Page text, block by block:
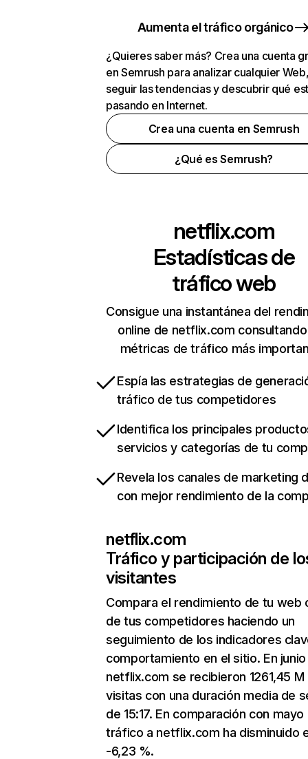
Aumenta el tráfico orgánico
¿Quieres saber más? Crea una cuenta
en Semrush para analizar cualquier
seguir las tendencias y descubrir qué
pasando en Internet.
Crea una cuenta en Semrush
¿Qué es Semrush?
netflix.com
Estadísticas de
tráfico web
Consigue una instantánea del
online de netflix.com
métricas de tráfico más
Espía las estrategias de
tráfico de tus competidores
Identifica los principales
servicios y categorías de tu
Revela los canales de marketing
con mejor rendimiento de la
netflix.com
Tráfico y participación de
visitantes
Compara el rendimiento de tu web
de tus competidores haciendo un
seguimiento de los indicadores
comportamiento en el sitio. En junio
netflix.com se recibieron 1261,45 M
visitas con una duración media de
de 15:17. En comparación con mayo
tráfico a netflix.com ha disminuido
-6,23 %.